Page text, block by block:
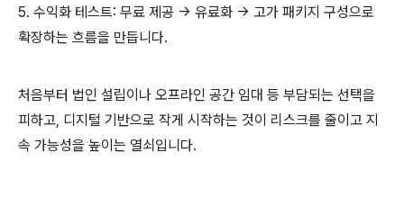
5. 수익화 테스트: 무료 제공 → 유료화 → 고가 패키지 구성으로
확장하는 흐름을 만듭니다.
처음부터 법인 설립이나 오프라인 공간 임대 등 부담되는 선택을
피하고, 디지털 기반으로 작게 시작하는 것이 리스크를 줄이고 지
속 가능성을 높이는 열쇠입니다.